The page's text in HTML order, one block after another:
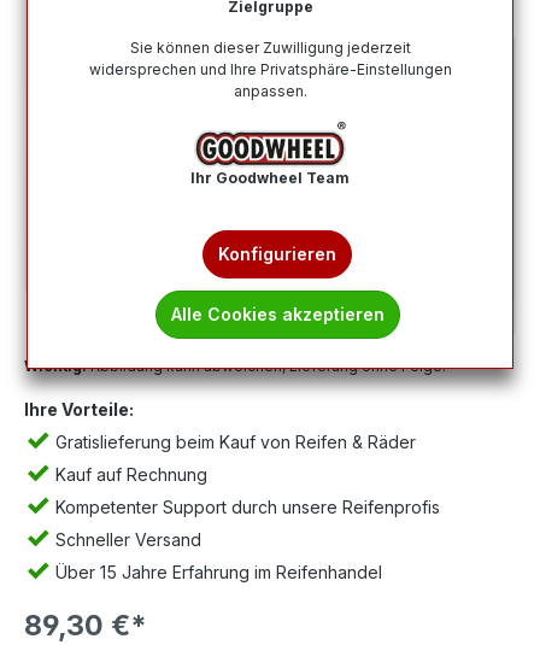
Wichtig:Abbildung kann abweichen, Lieferung ohne Felge.
Ihre Vorteile:
Gratislieferung beim Kauf von Reifen & Räder
Kauf auf Rechnung
Kompetenter Support durch unsere Reifenprofis
Schneller Versand
Über 15 Jahre Erfahrung im Reifenhandel
89,30 €*
Zielgruppe
Sie können dieser Zuwilligung jederzeit
widersprechen und Ihre Privatsphäre-Einstellungen
anpassen.
Ihr Goodwheel Team
Konfigurieren
Alle Cookies akzeptieren